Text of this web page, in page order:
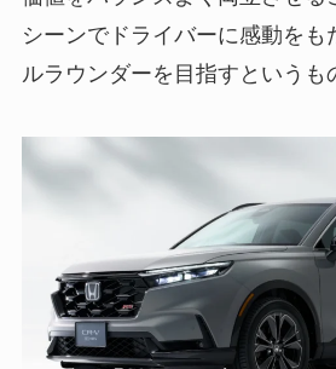
シーンでドライバーに感動をも
ルラウンダーを目指すというも